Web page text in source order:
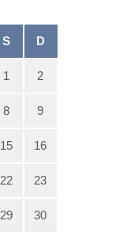
S D
1 2
8 9
15 16
22 23
29 30